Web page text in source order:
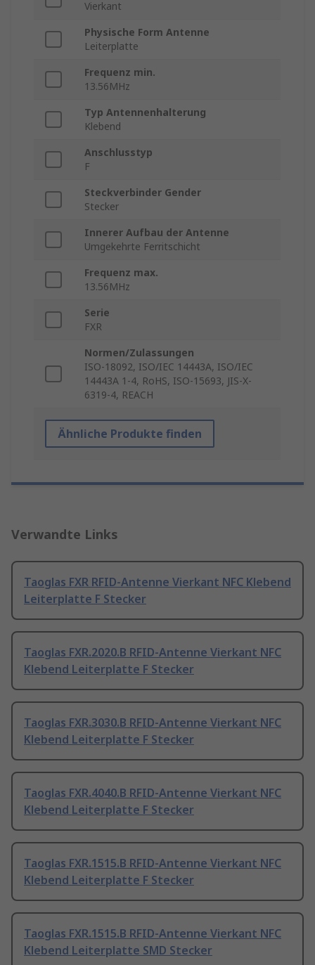
Vierkant
Physische Form Antenne
Leiterplatte
Frequenz min.
13.56MHz
Typ Antennenhalterung
Klebend
Anschlusstyp
F
Steckverbinder Gender
Stecker
Innerer Aufbau der Antenne
Umgekehrte Ferritschicht
Frequenz max.
13.56MHz
Serie
FXR
Normen/Zulassungen
ISO-18092, ISO/IEC 14443A, ISO/IEC
14443A 1-4, RoHS, ISO-15693, JIS-X-
6319-4, REACH
Ähnliche Produkte finden
Verwandte Links
Taoglas FXR RFID-Antenne Vierkant NFC Klebend
Leiterplatte F Stecker
Taoglas FXR.2020.B RFID-Antenne Vierkant NFC
Klebend Leiterplatte F Stecker
Taoglas FXR.3030.B RFID-Antenne Vierkant NFC
Klebend Leiterplatte F Stecker
Taoglas FXR.4040.B RFID-Antenne Vierkant NFC
Klebend Leiterplatte F Stecker
Taoglas FXR.1515.B RFID-Antenne Vierkant NFC
Klebend Leiterplatte F Stecker
Taoglas FXR.1515.B RFID-Antenne Vierkant NFC
Klebend Leiterplatte SMD Stecker